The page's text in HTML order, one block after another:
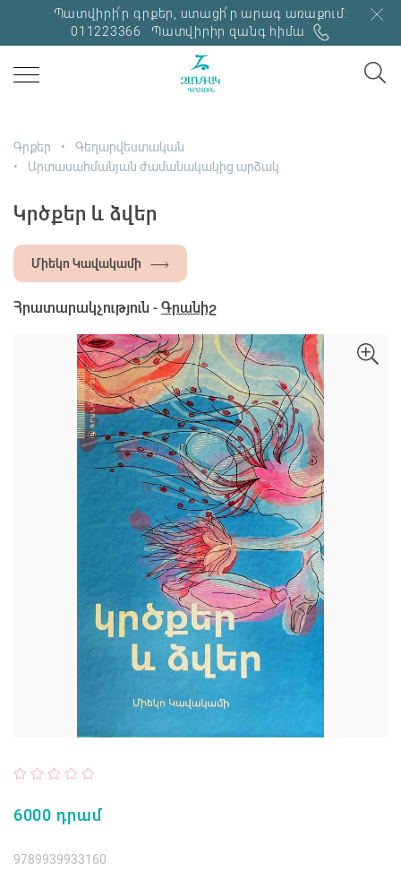
Պատվիրի՛ր գրքեր, ստացի՛ր արագ առաքում:
011223366
Պատվիրիր զանգ հիմա
Գրքեր
Գեղարվեստական
Արտասահմանյան ժամանակակից արձակ
Կրծքեր և ձվեր
Միեկո Կավակամի
Հրատարակչություն - Գրանիշ
6000 դրամ
9789939933160